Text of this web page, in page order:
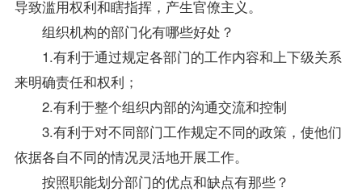
导致滥用权利和瞎指挥，产生官僚主义。
组织机构的部门化有哪些好处？
1.有利于通过规定各部门的工作内容和上下级关系
来明确责任和权利；
2.有利于整个组织内部的沟通交流和控制
3.有利于对不同部门工作规定不同的政策 ，使他们
依据各自不同的情况灵活地开展工作。
按照职能划分部门的优点和缺点有那些？